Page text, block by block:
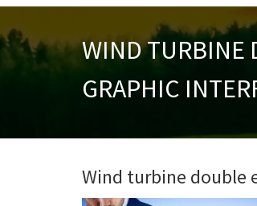
WIND TURBINE
GRAPHIC
Wind turbine double